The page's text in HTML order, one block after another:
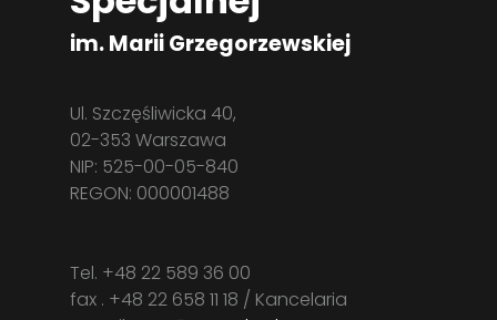
im. Marii Grzegorzewskiej
Ul. Szczęśliwicka 40,
02-353 Warszawa
NIP: 525-00-05-840
REGON: 000001488
Tel. +48 22 589 36 00
fax . +48 22 658 11 18 / Kancelaria